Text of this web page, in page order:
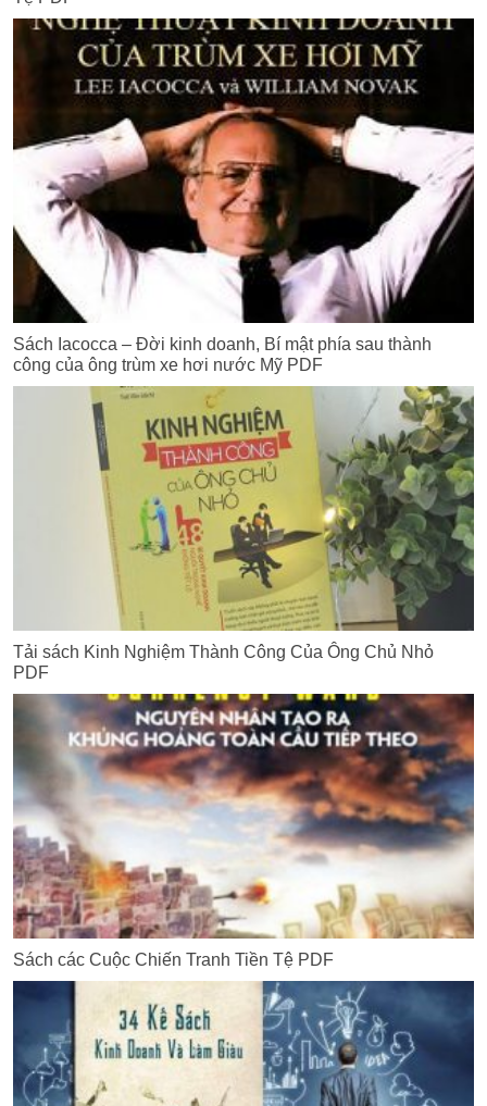
Sách Iacocca – Đời kinh doanh, Bí mật phía sau thành
công của ông trùm xe hơi nước Mỹ PDF
Tải sách Kinh Nghiệm Thành Công Của Ông Chủ Nhỏ
PDF
Sách các Cuộc Chiến Tranh Tiền Tệ PDF